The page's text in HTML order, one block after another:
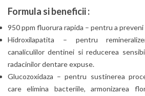
Formula si beneficii :
950 ppm fluorura rapida – pentru a
Hidroxilapatita – pentru
canaliculilor dentinei si reducerea
radacinilor dentare expuse.
Glucozoxidaza – pentru sustinerea
care elimina bacteriile, armonizarea